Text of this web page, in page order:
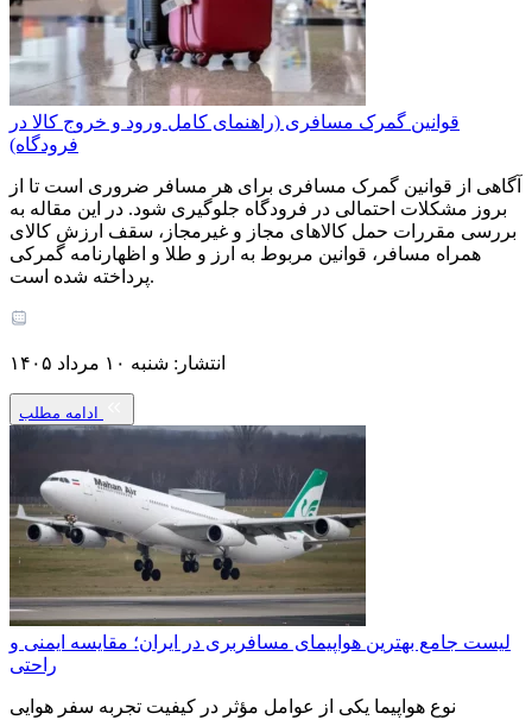
قوانین گمرک مسافری (راهنمای کامل ورود و خروج کالا در
فرودگاه)
آگاهی از قوانین گمرک مسافری برای هر مسافر ضروری است تا از
بروز مشکلات احتمالی در فرودگاه جلوگیری شود. در این مقاله به
بررسی مقررات حمل کالاهای مجاز و غیرمجاز، سقف ارزش کالای
همراه مسافر، قوانین مربوط به ارز و طلا و اظهارنامه گمرکی
پرداخته شده است.
انتشار: شنبه ۱۰ مرداد ۱۴۰۵
ادامه مطلب
لیست جامع بهترین هواپیمای مسافربری در ایران؛ مقایسه ایمنی و
راحتی
نوع هواپیما یکی از عوامل مؤثر در کیفیت تجربه سفر هوایی